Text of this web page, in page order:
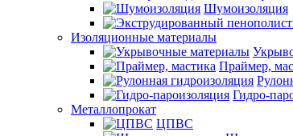
Шумоизоляция
Изоляционные материалы
Праймер,
Гидро-
Металлопрокат
ЦПВС